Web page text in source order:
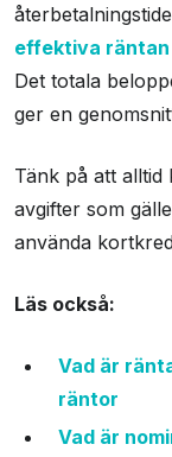
effektiva räntan
Det totala
ger en
Tänk på att
avgifter som
använda
Läs också:
Vad är
räntor
Vad är